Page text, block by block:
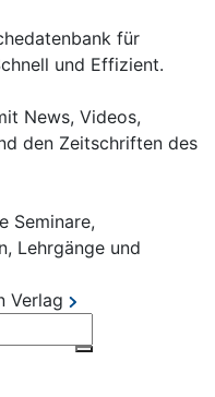
für
und Effizient.
News, Videos,
den Zeitschriften des
Seminare,
Lehrgänge und
Verlag